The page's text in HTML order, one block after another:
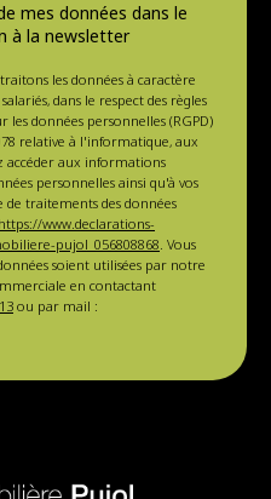
mes données dans le
à la newsletter
les données à caractère
dans le respect des règles
les données personnelles (RGPD)
relative à l'informatique, aux
accéder aux informations
personnelles ainsi qu'à vos
traitements des données
https://www.declarations-
pujol_056808868. Vous
soient utilisées par notre
en contactant
ou par mail :